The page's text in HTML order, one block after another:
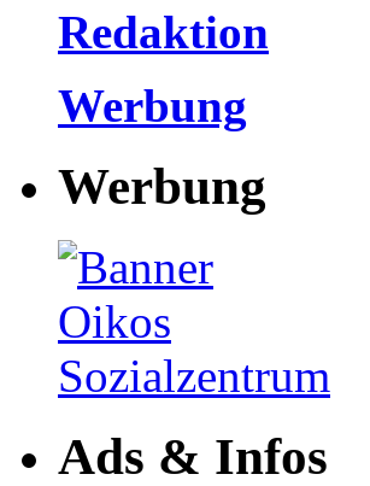
Redaktion
Werbung
Werbung
Ads & Infos